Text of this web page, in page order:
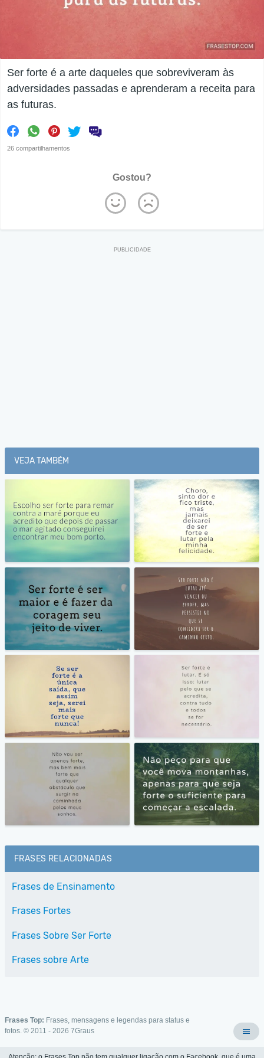
Ser forte é a arte daqueles que sobreviveram às
adversidades passadas e aprenderam a receita para
as futuras.
26 compartilhamentos
Gostou?
VEJA TAMBÉM
FRASES RELACIONADAS
Frases de Ensinamento
Frases Fortes
Frases Sobre Ser Forte
Frases sobre Arte
Frases Top: Frases, mensagens e legendas para status e
fotos. © 2011 - 2026 7Graus